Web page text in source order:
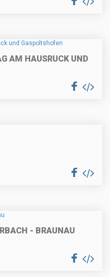
AM HAUSRUCK UND
- BRAUNAU